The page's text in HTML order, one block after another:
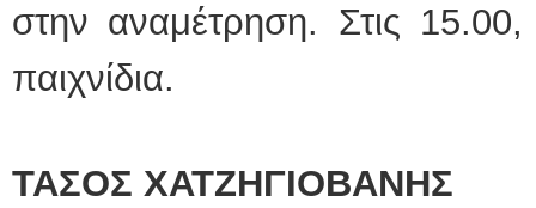
στην αναμέτρηση. Στις
παιχνίδια.
ΤΑΣΟΣ ΧΑΤΖΗΓΙΟΒΑΝΗΣ